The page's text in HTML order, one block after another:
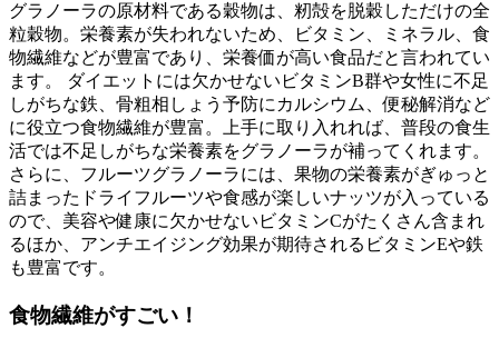
グラノーラの原材料である穀物は、籾殻を脱穀しただけの全
粒穀物。栄養素が失われないため、ビタミン、ミネラル、食
物繊維などが豊富であり、栄養価が高い食品だと言われてい
ます。 ダイエットには欠かせないビタミンB群や女性に不足
しがちな鉄、骨粗相しょう予防にカルシウム、便秘解消など
に役立つ食物繊維が豊富。上手に取り入れれば、普段の食生
活では不足しがちな栄養素をグラノーラが補ってくれます。
さらに、フルーツグラノーラには、果物の栄養素がぎゅっと
詰まったドライフルーツや食感が楽しいナッツが入っている
ので、美容や健康に欠かせないビタミンCがたくさん含まれ
るほか、アンチエイジング効果が期待されるビタミンEや鉄
も豊富です。
食物繊維がすごい！